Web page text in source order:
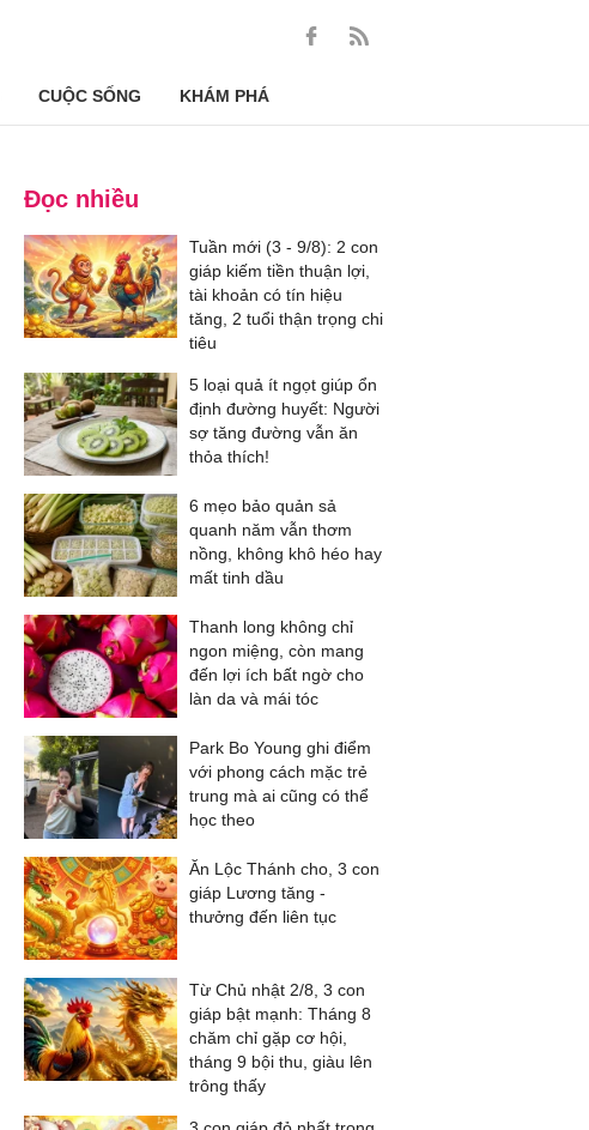
CUỘC SỐNG KHÁM PHÁ
Đọc nhiều
Tuần mới (3 - 9/8): 2 con
giáp kiếm tiền thuận lợi,
tài khoản có tín hiệu
tăng, 2 tuổi thận trọng chi
tiêu
5 loại quả ít ngọt giúp ổn
định đường huyết: Người
sợ tăng đường vẫn ăn
thỏa thích!
6 mẹo bảo quản sả
quanh năm vẫn thơm
nồng, không khô héo hay
mất tinh dầu
Thanh long không chỉ
ngon miệng, còn mang
đến lợi ích bất ngờ cho
làn da và mái tóc
Park Bo Young ghi điểm
với phong cách mặc trẻ
trung mà ai cũng có thể
học theo
Ăn Lộc Thánh cho, 3 con
giáp Lương tăng -
thưởng đến liên tục
Từ Chủ nhật 2/8, 3 con
giáp bật mạnh: Tháng 8
chăm chỉ gặp cơ hội,
tháng 9 bội thu, giàu lên
trông thấy